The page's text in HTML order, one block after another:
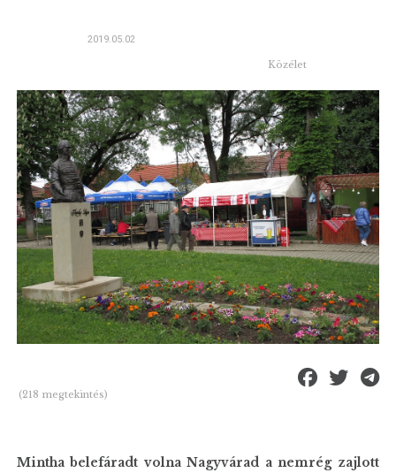
2019.05.02
Közélet
(218 megtekintés)
Mintha belefáradt volna Nagyvárad a nemrég zajlott